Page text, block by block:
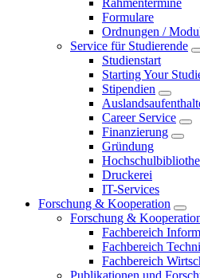
Rahmentermine
Formulare
Ordnungen /
Service für Studierende
Studienstart
Starting Your
Stipendien
Career Service
Finanzierung
Gründung
Druckerei
IT-Services
Forschung & Kooperation
Forschung &
Fachbereich
Fachbereich
Fachbereich
Publikationen und